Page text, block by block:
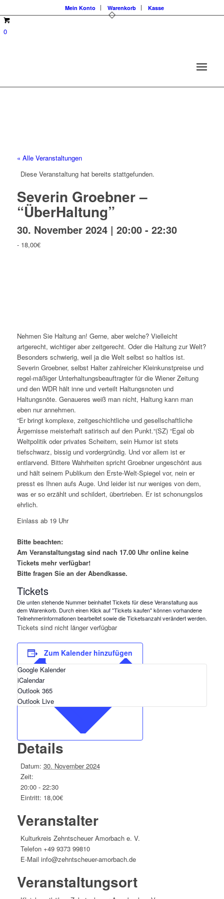
Mein Konto Warenkorb Kasse
0
« Alle Veranstaltungen
Diese Veranstaltung hat bereits stattgefunden.
Severin Groebner –
“ÜberHaltung”
30. November 2024 | 20:00- 22:30
- 18,00€
Nehmen Sie Haltung an! Gerne, aber welche? Vielleicht
artgerecht, wichtiger aber zeitgerecht. Oder die Haltung zur Welt?
Besonders schwierig, weil ja die Welt selbst so haltlos ist.
Severin Groebner, selbst Halter zahlreicher Kleinkunstpreise und
regel-mäßiger Unterhaltungsbeauftragter für die Wiener Zeitung
und den WDR hält inne und verteilt Haltungsnoten und
Haltungsnöte. Genaueres weiß man nicht, Haltung kann man
eben nur annehmen.
“Er bringt komplexe, zeitgeschichtliche und gesellschaftliche
Ärgernisse meisterhaft satirisch auf den Punkt.“(SZ) “Egal ob
Weltpolitik oder privates Scheitern, sein Humor ist stets
tiefschwarz, bissig und vordergründig. Und vor allem ist er
entlarvend. Bittere Wahrheiten spricht Groebner ungeschönt aus
und hält seinem Publikum den Erste-Welt-Spiegel vor, nein er
presst es Ihnen aufs Auge. Und leider ist nur weniges von dem,
was er so erzählt und schildert, übertrieben. Er ist schonungslos
ehrlich.
Einlass ab 19 Uhr
Bitte beachten:
Am Veranstaltungstag sind nach 17.00 Uhr online keine
Tickets mehr verfügbar!
Bitte fragen Sie an der Abendkasse.
Tickets
Die unten stehende Nummer beinhaltet Tickets für diese Veranstaltung aus
dem Warenkorb. Durch einen Klick auf "Tickets kaufen" können vorhandene
Teilnehmerinformationen bearbeitet sowie die Ticketsanzahl verändert werden.
Tickets sind nicht länger verfügbar
Zum Kalender hinzufügen
Google Kalender
iCalendar
Outlook 365
Outlook Live
Details
Datum: 30. November 2024
Zeit:
20:00 - 22:30
Eintritt: 18,00€
Veranstalter
Kulturkreis Zehntscheuer Amorbach e. V.
Telefon +49 9373 99810
E-Mail info@zehntscheuer-amorbach.de
Veranstaltungsort